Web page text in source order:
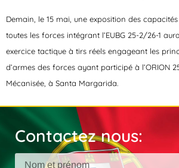
Demain, le 15 mai, une exposition des
toutes les forces intégrant l’EUBG 25-2/26-1
exercice tactique à tirs réels engageant les
d’armes des forces ayant participé à l’ORION
Mécanisée, à Santa Margarida.
Contactez nous: